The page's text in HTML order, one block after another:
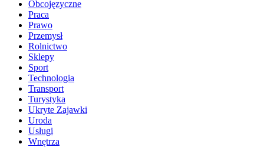
Obcojęzyczne
Praca
Prawo
Przemysł
Rolnictwo
Sklepy
Sport
Technologia
Transport
Turystyka
Ukryte Zajawki
Uroda
Usługi
Wnętrza